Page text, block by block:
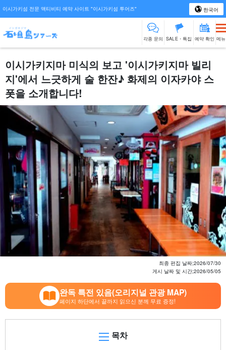
이시가키섬 전문 액티비티 예약 사이트 "이시가키섬 투어즈" 한국어
각종 문의 SALE・특집 예약 확인 메뉴
이시가키지마 미식의 보고 '이시가키지마 빌리
지'에서 느긋하게 술 한잔♪ 화제의 이자카야 스
폿을 소개합니다!
최종 편집 날짜;2026/07/30
게시 날짜 및 시간;2026/05/05
완독 특전 있음(오리지널 관광 MAP)
페이지 하단에서 끝까지 읽으신 분께 무료 증정!
목차